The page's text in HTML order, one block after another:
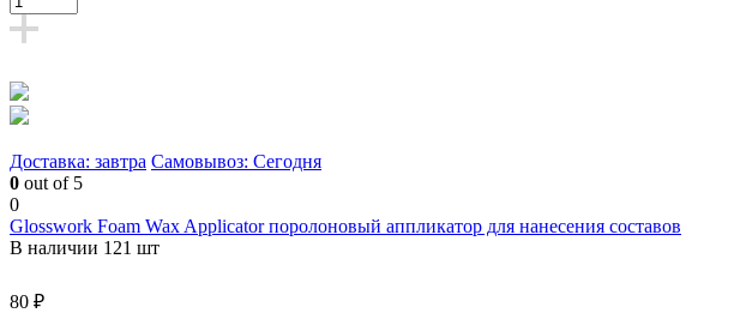
Доставка: завтра Самовывоз: Сегодня
0 out of 5
0
Glosswork Foam Wax Applicator поролоновый аппликатор для нанесения составов
В наличии 121 шт
80 ₽